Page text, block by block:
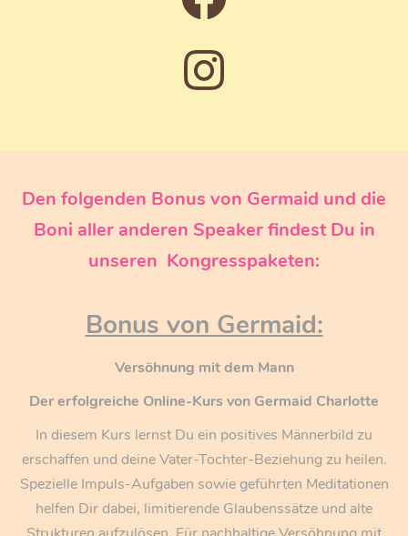
„Transformation“
Den folgenden Bonus von Germaid und die
Boni aller anderen Speaker findest Du in
unseren Kongresspaketen:
Bonus von Germaid:
Versöhnung mit dem Mann
Der erfolgreiche Online-Kurs von Germaid Charlotte
In diesem Kurs lernst Du ein positives Männerbild zu
erschaffen und deine Vater-Tochter-Beziehung zu heilen.
Spezielle Impuls-Aufgaben sowie geführten Meditationen
helfen Dir dabei, limitierende Glaubenssätze und alte